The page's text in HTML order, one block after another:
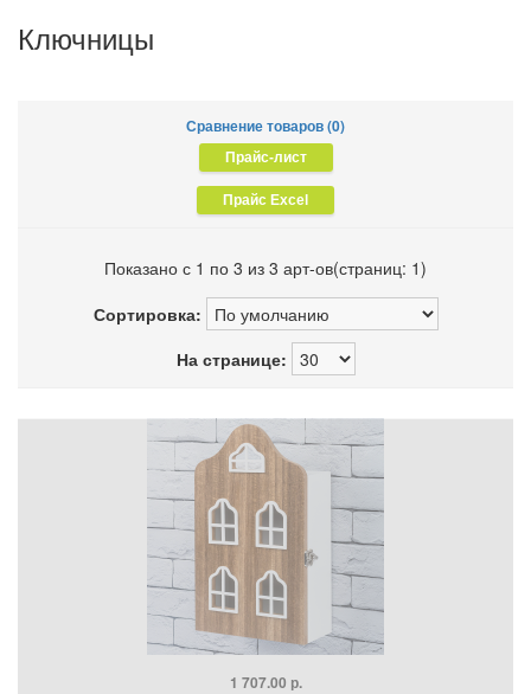
Ключницы
Сравнение товаров (0)
Показано с 1 по 3 из 3 арт-ов(страниц: 1)
Сортировка:
На странице:
1 707.00 р.